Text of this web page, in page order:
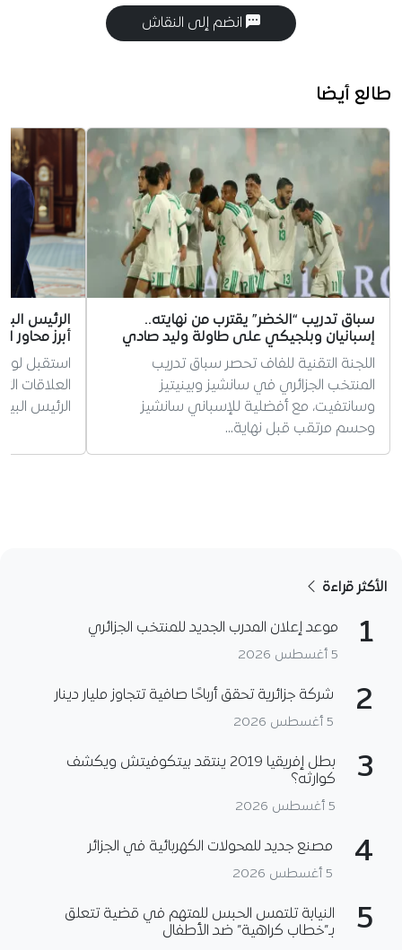
انضم إلى النقاش
طالع أيضا
سباق تدريب “الخضر” يقترب من نهايته..
إسبانيان وبلجيكي على طاولة وليد صادي
اللجنة التقنية للفاف تحصر سباق تدريب
المنتخب الجزائري في سانشيز وبينيتيز
وسانتفيت، مع أفضلية للإسباني سانشيز
وحسم مرتقب قبل نهاية…
الرئيس
أبرز محاور
استقبل
العلاقات
الرئيس
الأكثر قراءة
1 موعد إعلان المدرب الجديد للمنتخب الجزائري
5 أغسطس 2026
2 شركة جزائرية تحقق أرباحًا صافية تتجاوز مليار دينار
5 أغسطس 2026
3
بطل إفريقيا 2019 ينتقد بيتكوفيتش ويكشف
كوارثه؟
5 أغسطس 2026
4 مصنع جديد للمحولات الكهربائية في الجزائر
5 أغسطس 2026
5
النيابة تلتمس الحبس للمتهم في قضية تتعلق
بـ”خطاب كراهية” ضد الأطفال